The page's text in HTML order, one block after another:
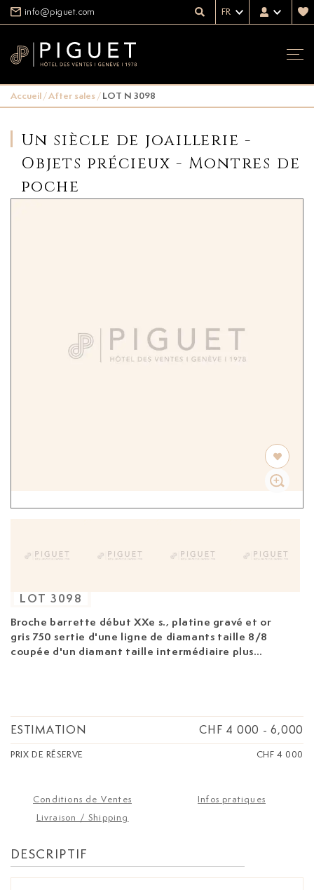
info@piguet.com FR
Accueil/After sales/LOT N 3098
Un siècle de joaillerie -
Objets précieux - Montres de
poche
Broche barrette début XXe s.,
gris 750 sertie d'une ligne de diamants taille 8/8
coupée d'un diamant taille intermédiaire plus
LOT 3098
ESTIMATION CHF 4 000 - 6,000
PRIX DE RÉSERVE CHF 4 000
Conditions de Ventes
Infos pratiques
Livraison / Shipping
DESCRIPTIF